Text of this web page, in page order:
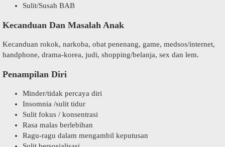
Sulit/Susah BAB
Kecanduan Dan Masalah Anak
Kecanduan rokok, narkoba, obat penenang, game, medsos/internet,
handphone, drama-korea, judi, shopping/belanja, sex dan lem.
Penampilan Diri
Minder/tidak percaya diri
Insomnia /sulit tidur
Sulit fokus / konsentrasi
Rasa malas berlebihan
Ragu-ragu dalam mengambil keputusan